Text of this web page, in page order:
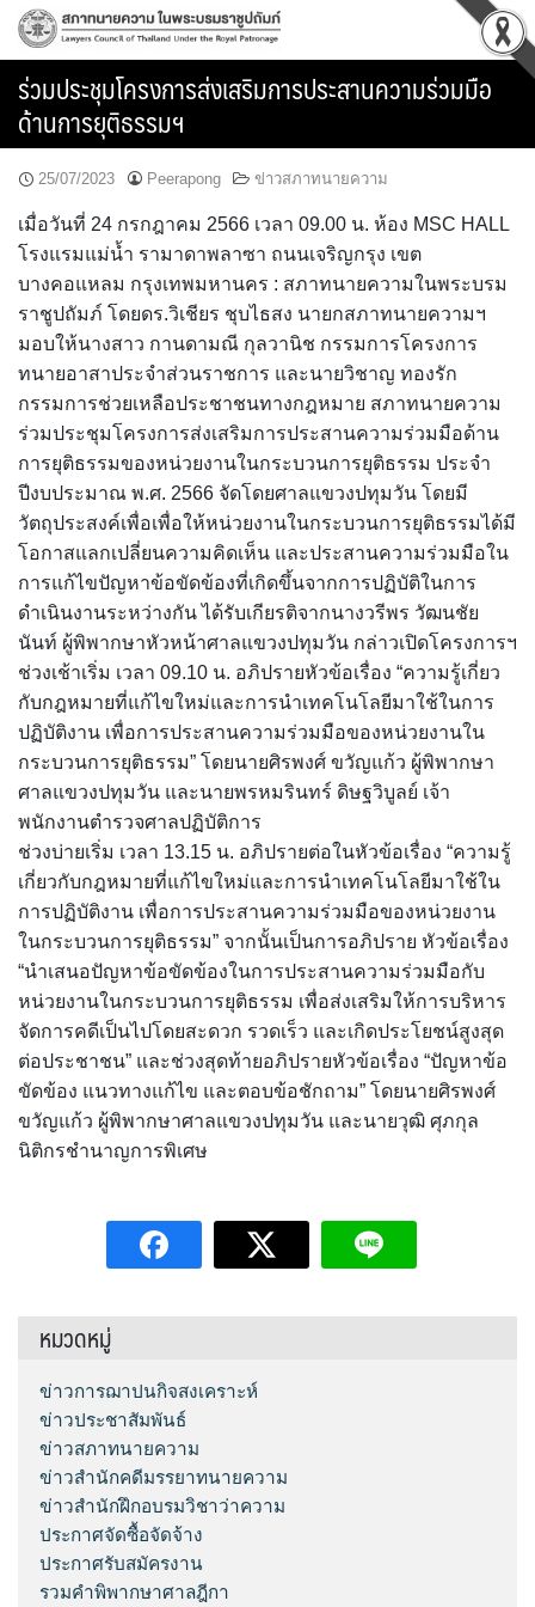
Skip
content
ร่วมประชุมโครงการส่งเสริมการประสานความร่วมมือ
ด้านการยุติธรรมฯ
25/07/2023 Peerapong ข่าวสภาทนายความ
เมื่อวันที่ 24 กรกฎาคม 2566 เวลา 09.00 น. ห้อง MSC HALL
โรงแรมแม่น้ำ รามาดาพลาซา ถนนเจริญกรุง เขต
บางคอแหลม กรุงเทพมหานคร : สภาทนายความในพระบรม
ราชูปถัมภ์ โดยดร.วิเชียร ชุบไธสง นายกสภาทนายความฯ
มอบให้นางสาว กานดามณี กุลวานิช กรรมการโครงการ
ทนายอาสาประจำส่วนราชการ และนายวิชาญ ทองรัก
กรรมการช่วยเหลือประชาชนทางกฎหมาย สภาทนายความ
ร่วมประชุมโครงการส่งเสริมการประสานความร่วมมือด้าน
การยุติธรรมของหน่วยงานในกระบวนการยุติธรรม ประจำ
ปีงบประมาณ พ.ศ. 2566 จัดโดยศาลแขวงปทุมวัน โดยมี
วัตถุประสงค์เพื่อเพื่อให้หน่วยงานในกระบวนการยุติธรรมได้มี
โอกาสแลกเปลี่ยนความคิดเห็น และประสานความร่วมมือใน
การแก้ไขปัญหาข้อขัดข้องที่เกิดขึ้นจากการปฏิบัติในการ
ดำเนินงานระหว่างกัน ได้รับเกียรติจากนางวรีพร วัฒนชัย
นันท์ ผู้พิพากษาหัวหน้าศาลแขวงปทุมวัน กล่าวเปิดโครงการฯ
ช่วงเช้าเริ่ม เวลา 09.10 น. อภิปรายหัวข้อเรื่อง “ความรู้เกี่ยว
กับกฎหมายที่แก้ไขใหม่และการนำเทคโนโลยีมาใช้ในการ
ปฏิบัติงาน เพื่อการประสานความร่วมมือของหน่วยงานใน
กระบวนการยุติธรรม” โดยนายศิรพงศ์ ขวัญแก้ว ผู้พิพากษา
ศาลแขวงปทุมวัน และนายพรหมรินทร์ ดิษฐวิบูลย์ เจ้า
พนักงานตำรวจศาลปฏิบัติการ
ช่วงบ่ายเริ่ม เวลา 13.15 น. อภิปรายต่อในหัวข้อเรื่อง “ความรู้
เกี่ยวกับกฎหมายที่แก้ไขใหม่และการนำเทคโนโลยีมาใช้ใน
การปฏิบัติงาน เพื่อการประสานความร่วมมือของหน่วยงาน
ในกระบวนการยุติธรรม” จากนั้นเป็นการอภิปราย หัวข้อเรื่อง
“นำเสนอปัญหาข้อขัดข้องในการประสานความร่วมมือกับ
หน่วยงานในกระบวนการยุติธรรม เพื่อส่งเสริมให้การบริหาร
จัดการคดีเป็นไปโดยสะดวก รวดเร็ว และเกิดประโยชน์สูงสุด
ต่อประชาชน” และช่วงสุดท้ายอภิปรายหัวข้อเรื่อง “ปัญหาข้อ
ขัดข้อง แนวทางแก้ไข และตอบข้อชักถาม” โดยนายศิรพงศ์
ขวัญแก้ว ผู้พิพากษาศาลแขวงปทุมวัน และนายวุฒิ ศุภกุล
นิติกรชำนาญการพิเศษ
หมวดหมู่
ข่าวการฌาปนกิจสงเคราะห์
ข่าวประชาสัมพันธ์
ข่าวสภาทนายความ
ข่าวสำนักคดีมรรยาทนายความ
ข่าวสำนักฝึกอบรมวิชาว่าความ
ประกาศจัดซื้อจัดจ้าง
ประกาศรับสมัครงาน
รวมคำพิพากษาศาลฎีกา